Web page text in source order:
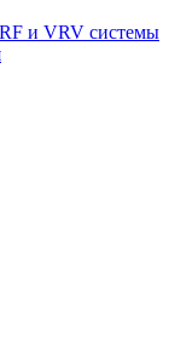
и VRV системы